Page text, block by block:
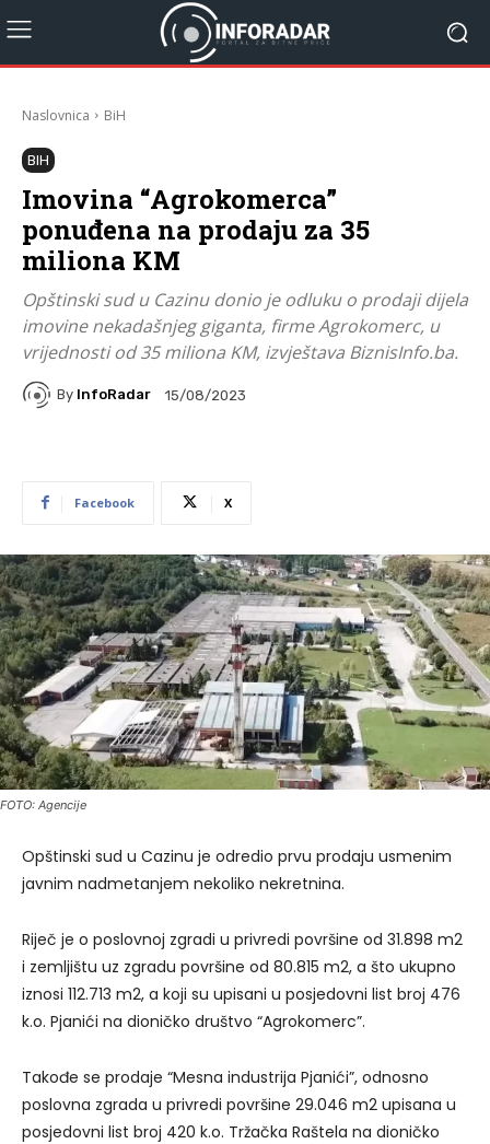
Naslovnica BiH
BIH
Imovina “Agrokomerca”
ponuđena na prodaju za 35
miliona KM
Opštinski sud u Cazinu donio je odluku o prodaji dijela
imovine nekadašnjeg giganta, firme Agrokomerc, u
vrijednosti od 35 miliona KM, izvještava BiznisInfo.ba.
By InfoRadar 15/08/2023
Facebook X
FOTO: Agencije
Opštinski sud u Cazinu je odredio prvu prodaju usmenim
javnim nadmetanjem nekoliko nekretnina.
Riječ je o poslovnoj zgradi u privredi površine od 31.898 m2
i zemljištu uz zgradu površine od 80.815 m2, a što ukupno
iznosi 112.713 m2, a koji su upisani u posjedovni list broj 476
k.o. Pjanići na dioničko društvo “Agrokomerc”.
Takođe se prodaje “Mesna industrija Pjanići”, odnosno
poslovna zgrada u privredi površine 29.046 m2 upisana u
posjedovni list broj 420 k.o. Tržačka Raštela na dioničko